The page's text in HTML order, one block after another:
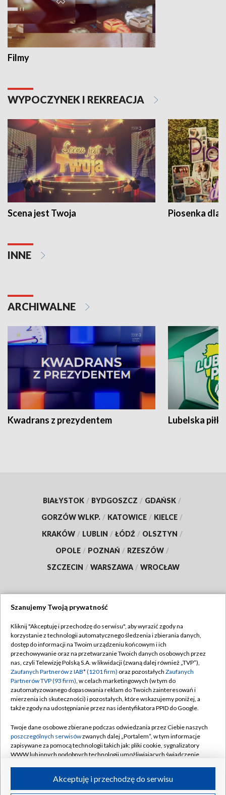
Filmy
WYPOCZYNEK I REKREACJA
Scena jest Twoja Piosenka dla
INNE
ARCHIWALNE
Kwadrans z prezydentem Lubelska piłka
BIAŁYSTOK / BYDGOSZCZ / GDAŃSK /
GORZÓW WLKP. / KATOWICE / KIELCE /
KRAKÓW / LUBLIN / ŁÓDŹ / OLSZTYN /
OPOLE / POZNAŃ / RZESZÓW /
SZCZECIN / WARSZAWA / WROCŁAW
TVP
Abonament TVP
Emisja w TVP
Centrum informacji TVP
Naziemna Telewizja Cyfrowa
Rada Programowa
System NOS
Informacje o nadawcy
Program dla prasy
Regulamin TVP
Polityka prywatności
Moje zgody
Pomoc
Kontakt
Kanały
Szanujemy Twoją prywatność
Kliknij "Akceptuję i przechodzę do serwisu", aby wyrazić zgody na
korzystanie z technologii automatycznego śledzenia i zbierania danych,
dostęp do informacji na Twoim urządzeniu końcowym i ich
przechowywanie oraz na przetwarzanie Twoich danych osobowych przez
nas, czyli Telewizję Polską S.A. w likwidacji (zwaną dalej również „TVP”),
Zaufanych Partnerów z IAB* (1201 firm) oraz pozostałych Zaufanych
Partnerów TVP (93 firm), w celach marketingowych (w tym do
zautomatyzowanego dopasowania reklam do Twoich zainteresowań i
mierzenia ich skuteczności) i pozostałych, które wskazujemy poniżej, a
także zgody na udostępnianie przez nas identyfikatora PPID do Google.
Twoje dane osobowe zbierane podczas odwiedzania przez Ciebie naszych
poszczególnych serwisówzwanych dalej „Portalem”, w tym informacje
zapisywane za pomocą technologii takich jak: pliki cookie, sygnalizatory
WWW lub innych podobnych technologii umożliwiających świadczenie
ruchu w Internecie.Akceptuję i przechodzę do serwisu